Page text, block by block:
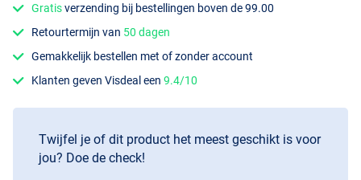
Gratisverzending bij bestellingen boven de 99.00
Retourtermijn van 50 dagen
Gemakkelijk bestellen met of zonder account
Klanten geven Visdeal een9.4/10
Twijfel je of dit product het meest geschikt is voor
jou? Doe de check!